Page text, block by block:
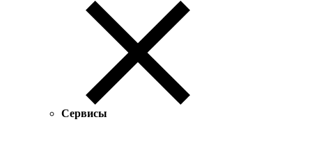
Сервисы